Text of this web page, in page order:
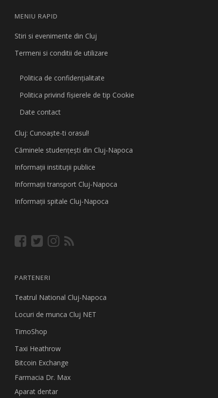
MENIU RAPID
Stiri si evenimente din Cluj
Termeni si conditii de utilizare
Politica de confidențialitate
Politica privind fişierele de tip Cookie
Date contact
Cluj: Cunoaşte-ti orasul!
Căminele studenţeşti din Cluj-Napoca
Informaţii instituţii publice
Informaţii transport Cluj-Napoca
Informaţii spitale Cluj-Napoca
PARTENERI
Teatrul National Cluj-Napoca
Locuri de munca Cluj NET
TimoShop
Taxi Heathrow
Bitcoin Exchange
Farmacia Dr. Max
Aparat dentar